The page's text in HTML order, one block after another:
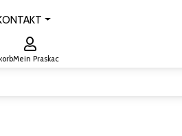
Mein Praskac